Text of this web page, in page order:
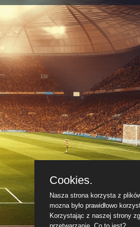
Cookies.
Nasza strona korzysta z
mozna było prawidłowo
Korzystając z naszej strony